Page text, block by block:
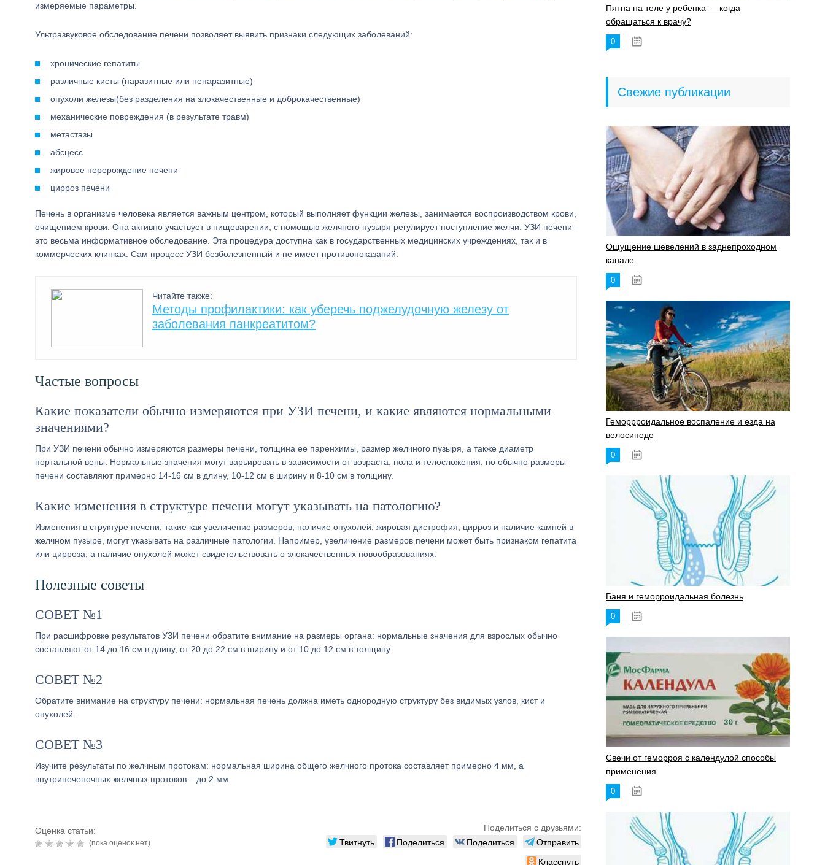
измеряемые параметры.
Ультразвуковое обследование печени позволяет выявить признаки следующих заболеваний:
хронические гепатиты
различные кисты (паразитные или непаразитные)
опухоли железы(без разделения на злокачественные и доброкачественные)
механические повреждения (в результате травм)
метастазы
абсцесс
жировое перерождение печени
цирроз печени
Печень в организме человека является важным центром, который выполняет функции железы, занимается воспроизводством крови,
очищением крови. Она активно участвует в пищеварении, с помощью желчного пузыря регулирует поступление желчи. УЗИ печени –
это весьма информативное обследование. Эта процедура доступна как в государственных медицинских учреждениях, так и в
коммерческих клинках. Сам процесс УЗИ безболезненный и не имеет противопоказаний.
Читайте также:
Методы профилактики: как уберечь поджелудочную железу от
заболевания панкреатитом?
Частые вопросы
Какие показатели обычно измеряются при УЗИ печени, и какие являются нормальными
значениями?
При УЗИ печени обычно измеряются размеры печени, толщина ее паренхимы, размер желчного пузыря, а также диаметр
портальной вены. Нормальные значения могут варьировать в зависимости от возраста, пола и телосложения, но обычно размеры
печени составляют примерно 14-16 см в длину, 10-12 см в ширину и 8-10 см в толщину.
Какие изменения в структуре печени могут указывать на патологию?
Изменения в структуре печени, такие как увеличение размеров, наличие опухолей, жировая дистрофия, цирроз и наличие камней в
желчном пузыре, могут указывать на различные патологии. Например, увеличение размеров печени может быть признаком гепатита
или цирроза, а наличие опухолей может свидетельствовать о злокачественных новообразованиях.
Полезные советы
СОВЕТ №1
При расшифровке результатов УЗИ печени обратите внимание на размеры органа: нормальные значения для взрослых обычно
составляют от 14 до 16 см в длину, от 20 до 22 см в ширину и от 10 до 12 см в толщину.
СОВЕТ №2
Обратите внимание на структуру печени: нормальная печень должна иметь однородную структуру без видимых узлов, кист и
опухолей.
СОВЕТ №3
Изучите результаты по желчным протокам: нормальная ширина общего желчного протока составляет примерно 4 мм, а
внутрипеченочных желчных протоков – до 2 мм.
Оценка статьи:
(пока оценок нет)
Поделиться с друзьями:
Твитнуть Поделиться Поделиться
Отправить
Класснуть
Пятна на теле у ребенка — когда
обращаться к врачу?
0
Свежие публикации
Ощущение шевелений в заднепроходном
канале
0
Геморрроидальное воспаление и езда на
велосипеде
0
Баня и геморроидальная болезнь
0
Свечи от геморроя с календулой способы
применения
0